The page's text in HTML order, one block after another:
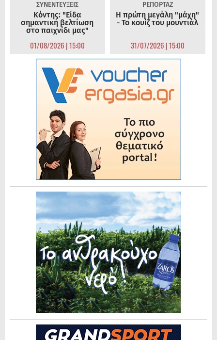
ΣΥΝΕΝΤΕΥΞΕΙΣ
Κόντης: "Είδα
σημαντική βελτίωση
στο παιχνίδι μας"
01/08/2026 | 15:00
ΡΕΠΟΡΤΑΖ
Η πρώτη μεγάλη "μάχη"
- Το κουίζ του μουντιάλ
31/07/2026 | 15:00